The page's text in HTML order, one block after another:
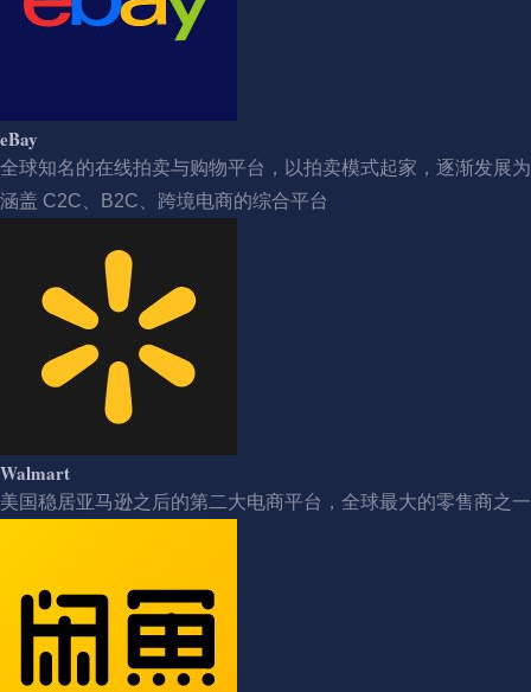
eBay
全球知名的在线拍卖与购物平台，以拍卖模式起家，逐渐发展为
涵盖 C2C、B2C、跨境电商的综合平台
Walmart
美国稳居亚马逊之后的第二大电商平台，全球最大的零售商之一